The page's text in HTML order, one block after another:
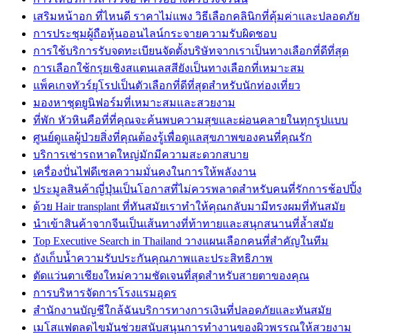
เสริมหน้าอก ที่ไหนดี ราคาไม่แพง วิธีเลือกคลินิกที่คุ้มค่าและปลอดภัย
การประชุมผู้ถือหุ้นออนไลน์กระจายความรับผิดชอบ
การใช้บริการรับจดทะเบียนจัดตั้งบริษัทจากเราเป็นทางเลือกที่ดีที่สุด
การเลือกใช้กรุยเชิงสแตนเลสสียังเป็นทางเลือกที่เหมาะสม
แพ็คเกจทัวร์ยุโรปเป็นตัวเลือกที่ดีที่สุดสำหรับนักท่องเที่ยว
มองหาชุดยูนิฟอร์มที่เหมาะสมและสวยงาม
ที่พัก หัวหินคือที่ที่คุณจะค้นพบความสุขและผ่อนคลายในทุกรูปแบบ
ศูนย์ดูแลผู้ป่วยสิ่งที่คุณต้องรู้เพื่อดูแลสุขภาพของคนที่คุณรัก
บริการเช่ารถหาดใหญ่มักมีความสะดวกสบาย
เครื่องปั่นไฟดีเซลความมั่นคงในการให้พลังงาน
ประมูลสินค้าญี่ปุ่นเป็นโอกาสที่ไม่ควรพลาดสำหรับคนที่รักการช้อปปิ้ง
ด้วย Hair transplant ที่ทันสมัยเราทำให้คุณกลับมามีทรงผมที่ทันสมัย
นำเข้าสินค้าจากจีนเป็นเส้นทางที่ท้าทายและสนุกสนานที่ล้ำสมัย
Top Executive Search in Thailand วางแผนเลือกคนที่สำคัญในทีม
ถังเก็บน้ำความรับประกันคุณภาพและประสิทธิภาพ
ตัดแว่นตาเชียงใหม่ความชัดเจนที่สุดสำหรับสายตาของคุณ
การบริหารจัดการโรงแรมอุดร
สำนักงานบัญชีใกล้ฉันบริการทางการเงินที่ปลอดภัยและทันสมัย
เมโสแฟตลดไขมันช่วยสนับสนุนการทำงานของผิวพรรณให้สวยงาม